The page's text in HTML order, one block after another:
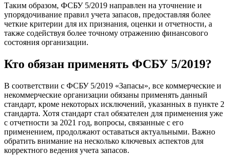
Таким образом, ФСБУ 5/2019 направлен на уточнение и
упорядочивание правил учета запасов, предоставляя более
четкие критерии для их признания, оценки и отчетности, а
также содействуя более точному отражению финансового
состояния организации.
Кто обязан применять ФСБУ 5/2019?
В соответствии с ФСБУ 5/2019 «Запасы», все коммерческие и
некоммерческие организации обязаны применять данный
стандарт, кроме некоторых исключений, указанных в пункте 2
стандарта. Хотя стандарт стал обязателен для применения уже
с отчетности за 2021 год, вопросы, связанные с его
применением, продолжают оставаться актуальными. Важно
обратить внимание на несколько ключевых аспектов для
корректного ведения учета запасов.